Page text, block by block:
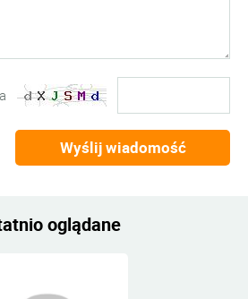
Wyślij wiadomość
oglądane